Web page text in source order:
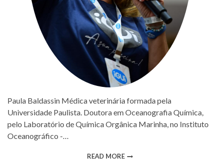
Paula Baldassin Médica veterinária formada pela
Universidade Paulista. Doutora em Oceanografia Química,
pelo Laboratório de Química Orgânica Marinha, no Instituto
Oceanográfico -…
READ MORE